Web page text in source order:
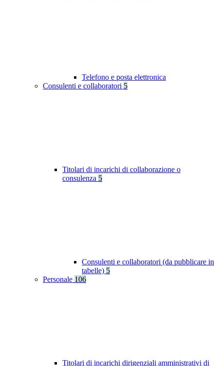
Telefono e posta elettronica
Consulenti e collaboratori 5
Titolari di incarichi di collaborazione o
consulenza 5
Consulenti e collaboratori (da pubblicare in
tabelle) 5
Personale 106
Titolari di incarichi dirigenziali amministrativi di